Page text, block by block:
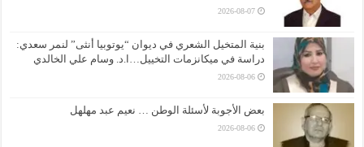
2026-08-07
بنية المتخيل الشعري في ديوان “يوتوبيا أنثى” لنمر سعدي:
دراسة في ميكانزمات التخييل…ا.د. وسام علي الخالدي
2026-08-06
بعض الأجوبة لأسئلة الوطن … نعيم عبد مهلهل
2026-08-06